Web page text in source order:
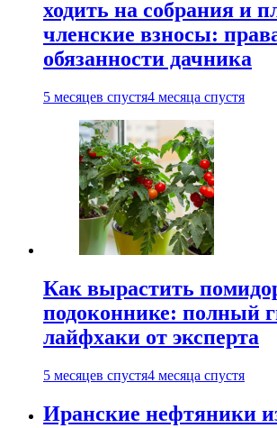
ходить на собрания и
членские взносы:
обязанности дачника
5 месяцев спустя4 месяца спустя
Как вырастить
подоконнике: полный
лайфхаки от эксперта
5 месяцев спустя4 месяца спустя
Иранские нефтяники